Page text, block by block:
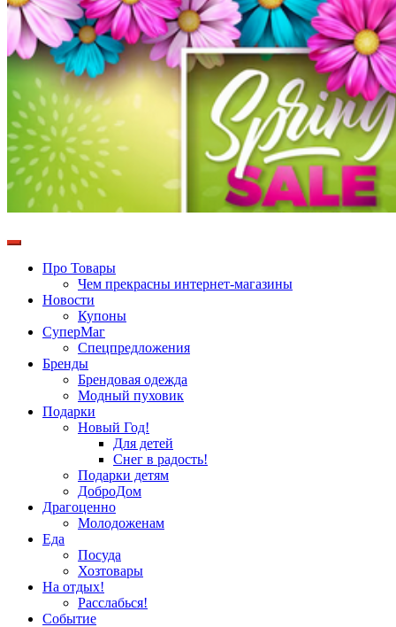
Про Товары
Чем прекрасны интернет-магазины
Новости
Купоны
СуперМаг
Спецпредложения
Бренды
Брендовая одежда
Модный пуховик
Подарки
Новый Год!
Для детей
Снег в радость!
Подарки детям
ДоброДом
Драгоценно
Молодоженам
Еда
Посуда
Хозтовары
На отдых!
Расслабься!
Событие